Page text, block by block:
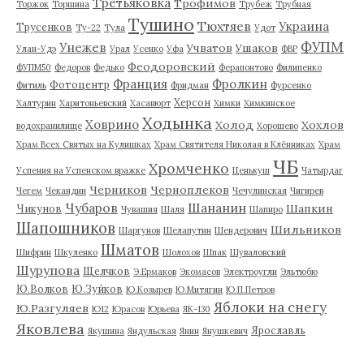
Торжок Торшина Трофимов Трубеж Трубная
Трусенков Ту-22 Тула Тушино Тюхтяев Удот Украина
Улан-Удэ Унежев Урал Усенко Уфа Учватов Ушаков ФВР ФУПМ
ФУПМ50 Федоров Федько Феодоровский Ферапонтово Филипенко
Фитиль Фотоцентр Франция Фридман Фролкин Фурсенко
Халтурин Харитоньевский Хасавюрт Херсон Химки Химкинское
водохранилище Ховрино Ходынка Холод Хорошево Хохлов
Храм Всех Святых на Кулишках Храм Святителя Николая в Клённиках Храм
Успения на Успенском вражке Хромченко Ценькуш ЧБ Чатырдаг
Чегем Чекандин Черников Черноплеков Чечулинская Чигирев
Чикунов Чубаров Чувашия Шаля Шананин Шапиро Шапкин
Шапошников Шаргунов Шелапутин Шендерович Шильников
Шифрин Шкуленко Шматов Шолохов Шпак Шуваловский
Шурупова Щелчков Э.Ермаков Экомасов Электроугли Эльтюбю
Ю.Волков Ю.Зуйков Ю.Козырев Ю.Митягин Ю.П.Петров
Ю.Разгуляев Ю12 Юрасов Юрьева ЯК-130 Яблоки на снегу
Яковлева Якушина Яндульская Янин Янушкевич Ярославль